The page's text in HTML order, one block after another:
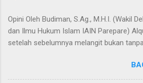
Opini Oleh Budiman, S.Ag., M.H.I. (Wakil
dan Ilmu Hukum Islam IAIN Parepare)
setelah sebelumnya melangit bukan
hudan (panduan) bagi segenap manusia
kehidupannya. Selain itu, Alquran adalah